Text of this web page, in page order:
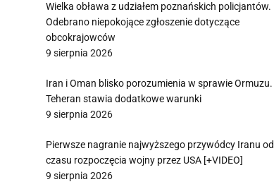
Wielka obława z udziałem poznańskich policjantów.
Odebrano niepokojące zgłoszenie dotyczące
obcokrajowców
9 sierpnia 2026
Iran i Oman blisko porozumienia w sprawie Ormuzu.
Teheran stawia dodatkowe warunki
9 sierpnia 2026
Pierwsze nagranie najwyższego przywódcy Iranu od
czasu rozpoczęcia wojny przez USA [+VIDEO]
9 sierpnia 2026